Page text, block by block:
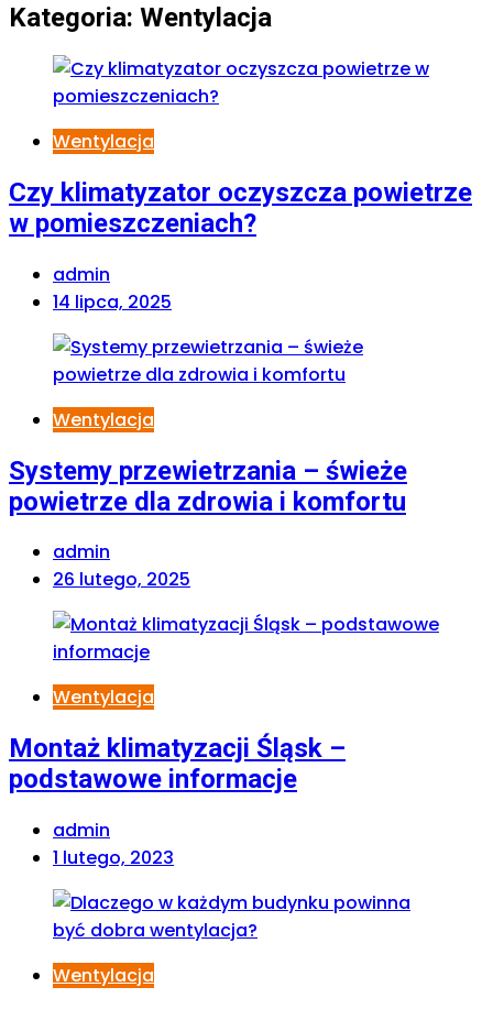
Kategoria: Wentylacja
Wentylacja
Czy klimatyzator oczyszcza powietrze
w pomieszczeniach?
admin
14 lipca, 2025
Wentylacja
Systemy przewietrzania – świeże
powietrze dla zdrowia i komfortu
admin
26 lutego, 2025
Wentylacja
Montaż klimatyzacji Śląsk –
podstawowe informacje
admin
1 lutego, 2023
Wentylacja